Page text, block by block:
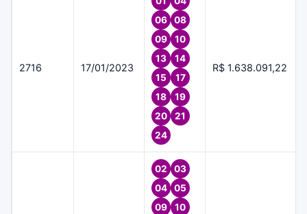
2716 17/01/2023
06
08
09
10
13
14
15
17
18
19
20
21
24
R$ 1.638.091,22
02
03
04
05
09
10